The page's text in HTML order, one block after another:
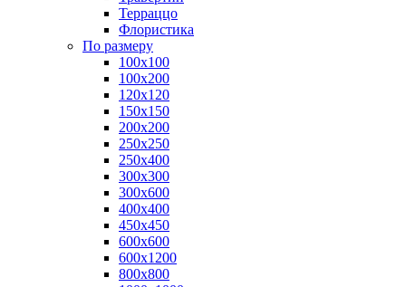
Терраццо
Флористика
По размеру
100х100
100х200
120х120
150х150
200х200
250х250
250х400
300х300
300х600
400х400
450х450
600х600
600х1200
800х800